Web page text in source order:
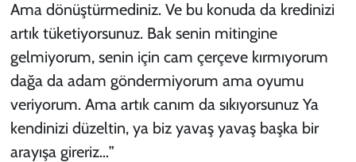
Ama dönüştürmediniz. Ve bu konuda da kredinizi
artık tüketiyorsunuz. Bak senin mitingine
gelmiyorum, senin için cam çerçeve kırmıyorum
dağa da adam göndermiyorum ama oyumu
veriyorum. Ama artık canım da sıkıyorsunuz Ya
kendinizi düzeltin, ya biz yavaş yavaş başka bir
arayışa gireriz…”